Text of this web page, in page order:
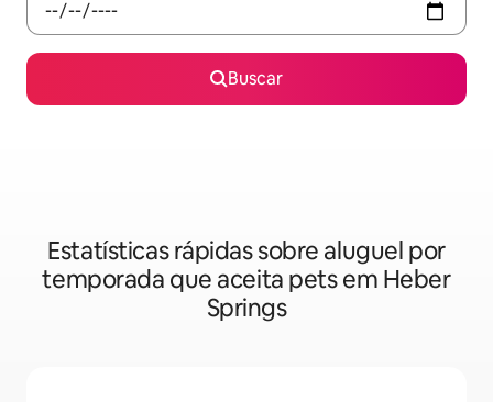
Buscar
Estatísticas rápidas sobre aluguel por
temporada que aceita pets em Heber
Springs